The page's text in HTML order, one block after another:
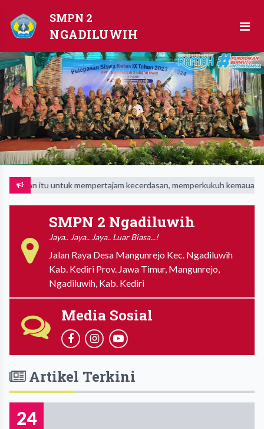
SMPN 2
NGADILUWIH
itu untuk mempertajam kecerdasan, memperkukuh kemauan serta
SMPN 2 Ngadiluwih
Jaya.. Jaya.. Jaya.. Luar Biasa...!
Jalan Raya Desa Mangunrejo Kec. Ngadiluwih
Kab. Kediri Prov. Jawa Timur, Mangunrejo,
Ngadiluwih, Kab. Kediri
Media Sosial
Artikel Terkini
24